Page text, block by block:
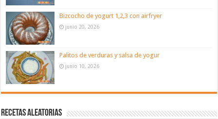
Bizcocho de yogurt 1,2,3 con airfryer
junio 20, 2026
Palitos de verduras y salsa de yogur
junio 10, 2026
Recetas aleatorias